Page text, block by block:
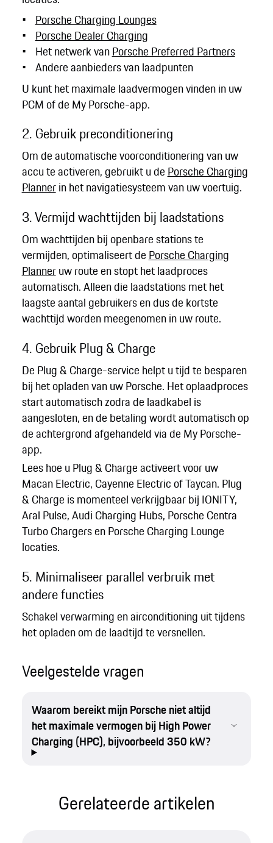
Porsche Charging Lounges
Porsche Dealer Charging
Het netwerk vanPorsche Preferred Partners
Andere aanbieders van laadpunten
U kunt het maximale laadvermogen vinden in uw
PCM of de My Porsche-app.
2. Gebruik preconditionering
Om de automatische voorconditionering van uw
accu te activeren, gebruikt u de Porsche Charging
Plannerin het navigatiesysteem van uw voertuig.
3. Vermijd wachttijden bij laadstations
Om wachttijden bij openbare stations te
vermijden, optimaliseert de Porsche Charging
Planneruw route en stopt het laadproces
automatisch. Alleen die laadstations met het
laagste aantal gebruikers en dus de kortste
wachttijd worden meegenomen in uw route.
4. Gebruik Plug & Charge
De Plug & Charge-service helpt u tijd te besparen
bij het opladen van uw Porsche. Het oplaadproces
start automatisch zodra de laadkabel is
aangesloten, en de betaling wordt automatisch op
de achtergrond afgehandeld via de My Porsche-
app.
Lees hoe u Plug & Charge activeert voor uw
Macan Electric, Cayenne Electric of Taycan. Plug
& Charge is momenteel verkrijgbaar bij IONITY,
Aral Pulse, Audi Charging Hubs, Porsche Centra
Turbo Chargers en Porsche Charging Lounge
locaties.
5. Minimaliseer parallel verbruik met
andere functies
Schakel verwarming en airconditioning uit tijdens
het opladen om de laadtijd te versnellen.
Veelgestelde vragen
Waarom bereikt mijn Porsche niet altijd
het maximale vermogen bij High Power
Charging (HPC), bijvoorbeeld 350 kW?
Gerelateerde artikelen​